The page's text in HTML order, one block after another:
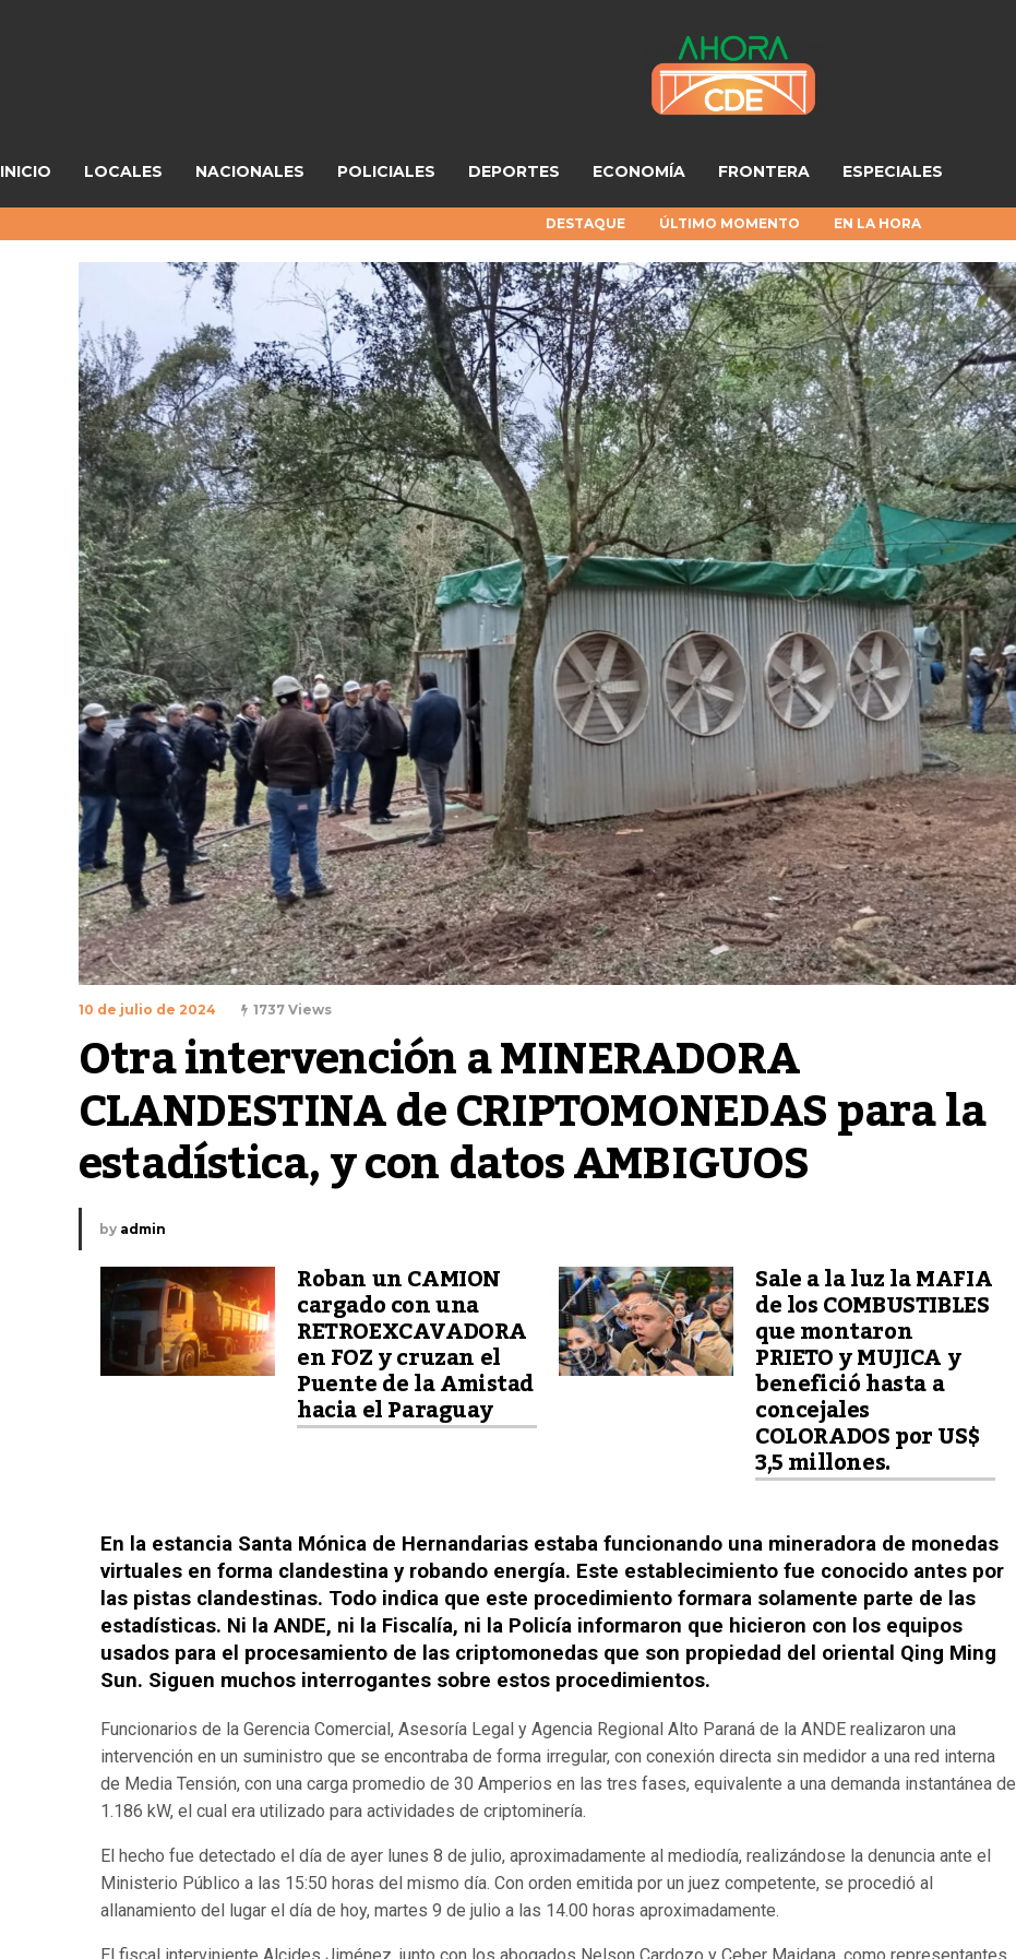
INICIO LOCALES NACIONALES POLICIALES DEPORTES ECONOMÍA FRONTERA ESPECIALES
DESTAQUE ÚLTIMO MOMENTO EN LA HORA
10 de julio de 2024 1737 Views
Otra intervención a MINERADORA
CLANDESTINA de CRIPTOMONEDAS para la
estadística, y con datos AMBIGUOS
by admin
Roban un CAMION
cargado con una
RETROEXCAVADORA
en FOZ y cruzan el
Puente de la Amistad
hacia el Paraguay
Sale a la luz la MAFIA
de los COMBUSTIBLES
que montaron
PRIETO y MUJICA y
benefició hasta a
concejales
COLORADOS por US$
3,5 millones.
En la estancia Santa Mónica de Hernandarias estaba funcionando una mineradora de monedas
virtuales en forma clandestina y robando energía. Este establecimiento fue conocido antes por
las pistas clandestinas. Todo indica que este procedimiento formara solamente parte de las
estadísticas. Ni la ANDE, ni la Fiscalía, ni la Policía informaron que hicieron con los equipos
usados para el procesamiento de las criptomonedas que son propiedad del oriental Qing Ming
Sun. Siguen muchos interrogantes sobre estos procedimientos.
Funcionarios de la Gerencia Comercial, Asesoría Legal y Agencia Regional Alto Paraná de la ANDE realizaron una
intervención en un suministro que se encontraba de forma irregular, con conexión directa sin medidor a una red interna
de Media Tensión, con una carga promedio de 30 Amperios en las tres fases, equivalente a una demanda instantánea de
1.186 kW, el cual era utilizado para actividades de criptominería.
El hecho fue detectado el día de ayer lunes 8 de julio, aproximadamente al mediodía, realizándose la denuncia ante el
Ministerio Público a las 15:50 horas del mismo día. Con orden emitida por un juez competente, se procedió al
allanamiento del lugar el día de hoy, martes 9 de julio a las 14.00 horas aproximadamente.
El fiscal interviniente Alcides Jiménez, junto con los abogados Nelson Cardozo y Ceber Maidana, como representantes